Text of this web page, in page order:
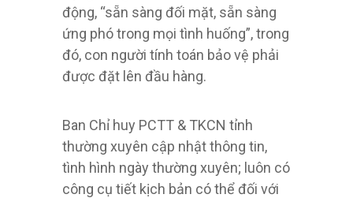
động, “sẵn sàng đối mặt, sẵn sàng
ứng phó trong mọi tình huống”, trong
đó, con người tính toán bảo vệ phải
được đặt lên đầu hàng.
Ban Chỉ huy PCTT & TKCN tỉnh
thường xuyên cập nhật thông tin,
tình hình ngày thường xuyên; luôn có
công cụ tiết kịch bản có thể đối với